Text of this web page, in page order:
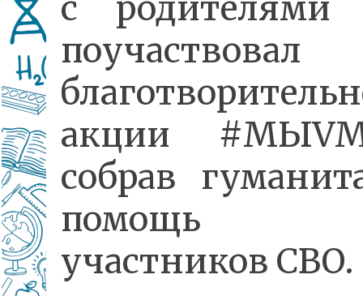
акции
собрав
помощь
участников СВО.